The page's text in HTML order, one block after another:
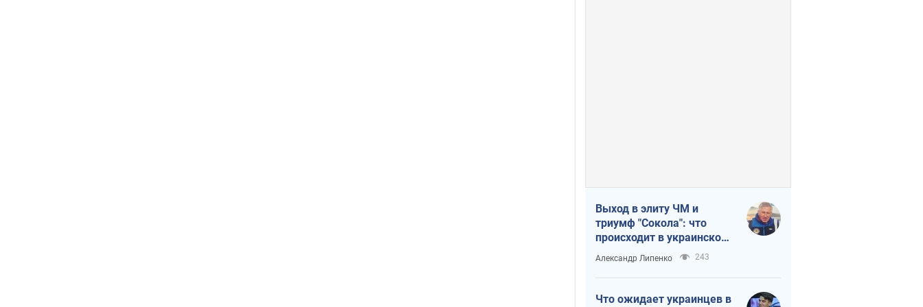
Выход в элиту ЧМ и
триумф "Сокола": что
происходит в украинском
хоккее
Александр Липенко 243
Что ожидает украинцев в